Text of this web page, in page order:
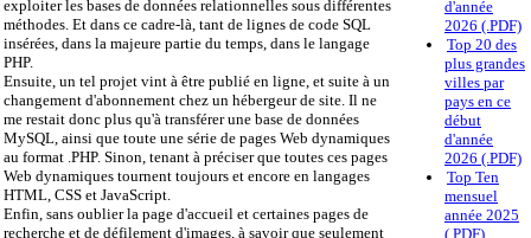
exploiter les bases de données relationnelles sous différentes
méthodes. Et dans ce cadre-là, tant de lignes de code SQL
insérées, dans la majeure partie du temps, dans le langage
PHP.
Ensuite, un tel projet vint à être publié en ligne, et suite à un
changement d'abonnement chez un hébergeur de site. Il ne
me restait donc plus qu'à transférer une base de données
MySQL, ainsi que toute une série de pages Web dynamiques
au format .PHP. Sinon, tenant à préciser que toutes ces pages
Web dynamiques tournent toujours et encore en langages
HTML, CSS et JavaScript.
Enfin, sans oublier la page d'accueil et certaines pages de
recherche et de défilement d'images, à savoir que seulement
d'année
2026 (.PDF)
Top 20 des
plus grandes
villes par
pays en ce
début
d'année
2026 (.PDF)
Top Ten
mensuel
année 2025
(.PDF)